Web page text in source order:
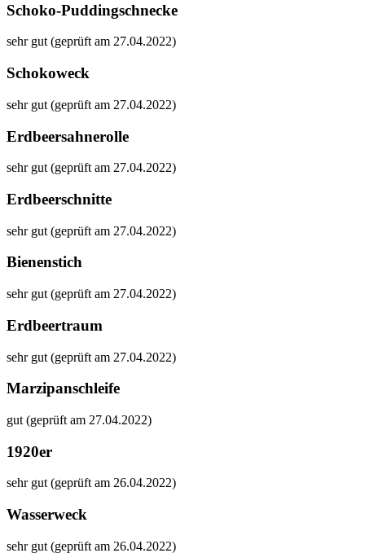
Schoko-Puddingschnecke
sehr gut (geprüft am 27.04.2022)
Schokoweck
sehr gut (geprüft am 27.04.2022)
Erdbeersahnerolle
sehr gut (geprüft am 27.04.2022)
Erdbeerschnitte
sehr gut (geprüft am 27.04.2022)
Bienenstich
sehr gut (geprüft am 27.04.2022)
Erdbeertraum
sehr gut (geprüft am 27.04.2022)
Marzipanschleife
gut (geprüft am 27.04.2022)
1920er
sehr gut (geprüft am 26.04.2022)
Wasserweck
sehr gut (geprüft am 26.04.2022)